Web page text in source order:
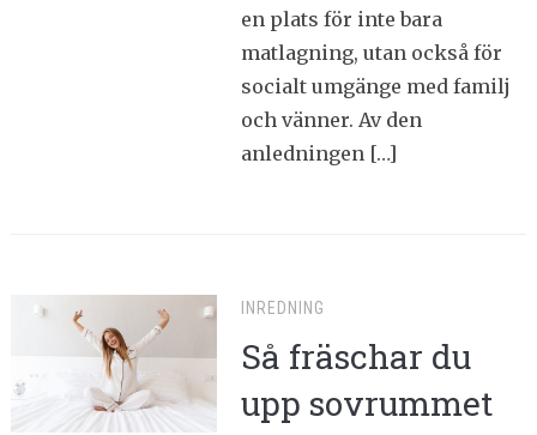
en plats för inte bara
matlagning, utan också för
socialt umgänge med familj
och vänner. Av den
anledningen […]
INREDNING
Så fräschar du
upp sovrummet